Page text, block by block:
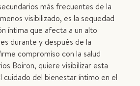
más frecuentes de la
visibilizado, es la sequedad
íntima que afecta a un alto
durante y después de la
compromiso con la salud
Boiron, quiere visibilizar esta
del bienestar íntimo en el